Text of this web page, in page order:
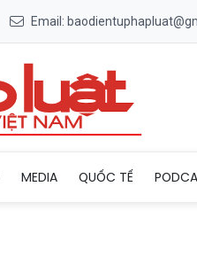
Email:
MEDIA QUỐC TẾ